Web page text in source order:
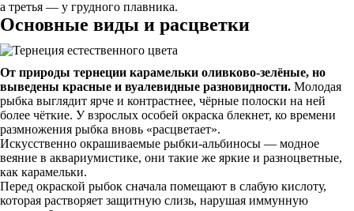
а третья — у грудного плавника.
Основные виды и расцветки
От природы тернеции карамельки оливково-зелёные, но
выведены красные и вуалевидные разновидности. Молодая
рыбка выглядит ярче и контрастнее, чёрные полоски на ней
более чёткие. У взрослых особей окраска блекнет, ко времени
размножения рыбка вновь «расцветает».
Искусственно окрашиваемые рыбки-альбиносы — модное
веяние в аквариумистике, они такие же яркие и разноцветные,
как карамельки.
Перед окраской рыбок сначала помещают в слабую кислоту,
которая растворяет защитную слизь, нарушая иммунную